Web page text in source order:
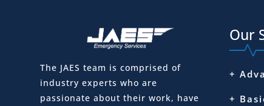
The JAES team is comprised of
industry experts who are
passionate about their work, have
Our
+
+